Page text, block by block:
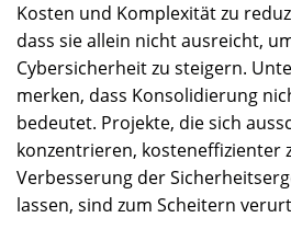
Kosten und Komplexität zu
dass sie allein nicht ausreicht,
Cybersicherheit zu steigern.
merken, dass Konsolidierung
bedeutet. Projekte, die sich
konzentrieren, kosteneffizienter
Verbesserung der
lassen, sind zum Scheitern